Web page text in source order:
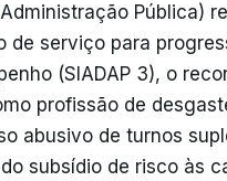
Pública)
serviço para
(SIADAP 3), o
profissão de
abusivo de turnos
subsídio de risco às